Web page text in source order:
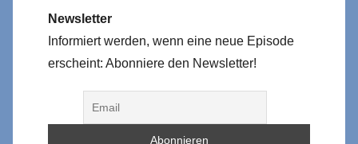
Newsletter
Informiert werden, wenn eine neue Episode
erscheint: Abonniere den Newsletter!